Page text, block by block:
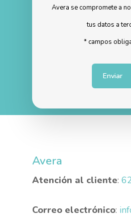
Avera se compromete a
tus datos a
* campos
Avera
Atención al cliente:
Correo electrónico: